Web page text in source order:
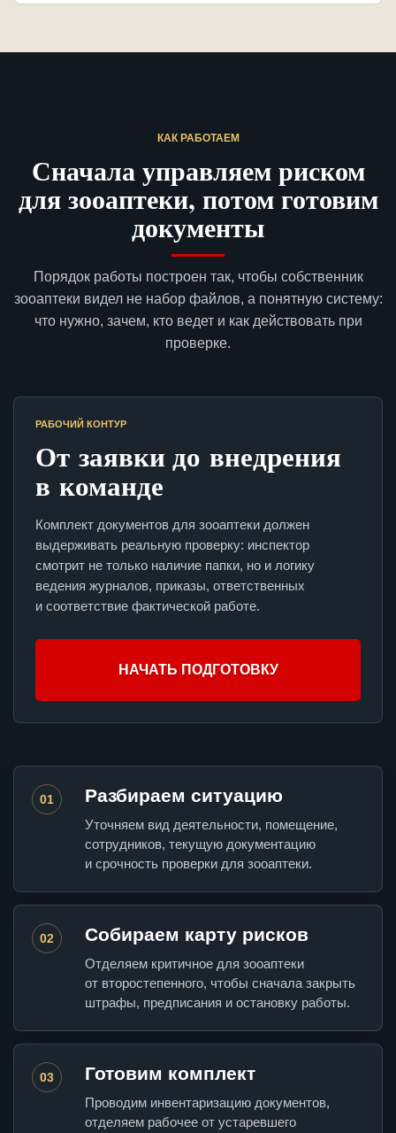
КАК РАБОТАЕМ
Сначала управляем риском
для зооаптеки, потом готовим
документы
Порядок работы построен так, чтобы собственник
зооаптеки видел не набор файлов, а понятную систему:
что нужно, зачем, кто ведет и как действовать при
проверке.
РАБОЧИЙ КОНТУР
От заявки до внедрения
в команде
Комплект документов для зооаптеки должен
выдерживать реальную проверку: инспектор
смотрит не только наличие папки, но и логику
ведения журналов, приказы, ответственных
и соответствие фактической работе.
НАЧАТЬ ПОДГОТОВКУ
01 Разбираем ситуацию
Уточняем вид деятельности, помещение,
сотрудников, текущую документацию
и срочность проверки для зооаптеки.
02 Собираем карту рисков
Отделяем критичное для зооаптеки
от второстепенного, чтобы сначала закрыть
штрафы, предписания и остановку работы.
03 Готовим комплект
Проводим инвентаризацию документов,
отделяем рабочее от устаревшего